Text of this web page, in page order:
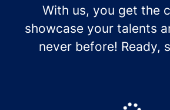
With us, you get the
showcase your talents
never before! Ready,